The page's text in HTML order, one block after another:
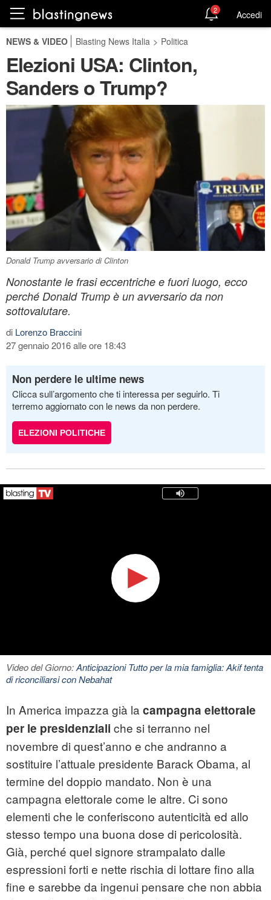
2 Accedi
NEWS & VIDEO Blasting News Italia > Politica
Elezioni USA: Clinton,
Sanders o Trump?
Donald Trump avversario di Clinton
Nonostante le frasi eccentriche e fuori luogo, ecco
perché Donald Trump è un avversario da non
sottovalutare.
di Lorenzo Braccini
27 gennaio 2016 alle ore 18:43
Non perdere le ultime news
Clicca sull’argomento che ti interessa per seguirlo. Ti
terremo aggiornato con le news da non perdere.
ELEZIONI POLITICHE
Video del Giorno:Anticipazioni Tutto per la mia famiglia: Akif tenta
di riconciliarsi con Nebahat
In America impazza già la campagna elettorale
per le presidenziali che si terranno nel
novembre di quest’anno e che andranno a
sostituire l’attuale presidente Barack Obama, al
termine del doppio mandato. Non è una
campagna elettorale come le altre. Ci sono
elementi che le conferiscono autenticità ed allo
stesso tempo una buona dose di pericolosità.
Già, perché quel signore strampalato dalle
espressioni forti e nette rischia di lottare fino alla
fine e sarebbe da ingenui pensare che non abbia